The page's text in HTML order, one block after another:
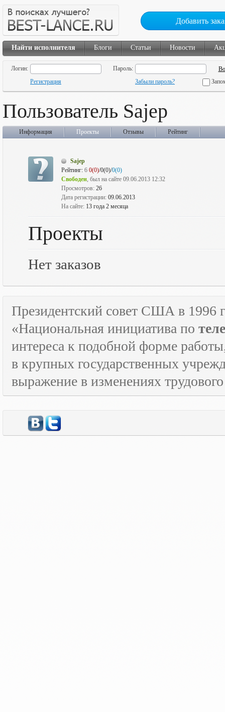
Добавить
Найти исполнителя Блоги Статьи Новости
Логин:
Пароль:
Регистрация
Забыли пароль?
Пользователь Sajep
Информация Проекты Отзывы Рейтинг
Sajep
Рейтинг: 6 0(0)/0(0)/0(0)
Свободен, был на сайте 09.06.2013 12:32
Просмотров: 26
Дата регистрации: 09.06.2013
На сайте: 13 года 2 месяца
Проекты
Нет заказов
Президентский совет США в 1996
«Национальная инициатива по
интереса к подобной форме
в крупных государственных
выражение в изменениях трудового